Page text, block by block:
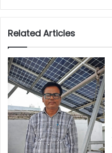
Related Articles